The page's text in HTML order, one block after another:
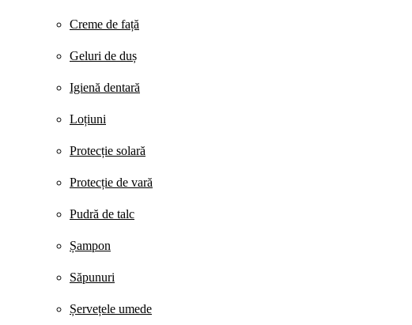
Creme de față
Geluri de duș
Igienă dentară
Loțiuni
Protecție solară
Protecție de vară
Pudră de talc
Șampon
Săpunuri
Șervețele umede